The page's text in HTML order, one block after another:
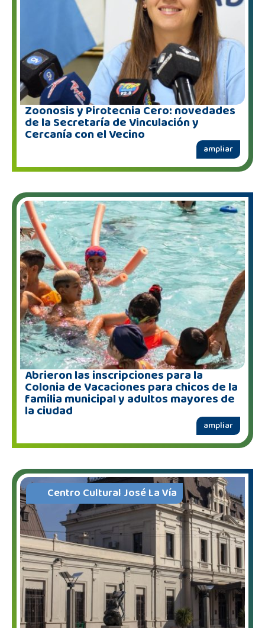
Zoonosis y Pirotecnia Cero: novedades
de la Secretaría de Vinculación y
Cercanía con el Vecino
ampliar
Abrieron las inscripciones para la
Colonia de Vacaciones para chicos de la
familia municipal y adultos mayores de
la ciudad
ampliar
Centro Cultural José La Vía